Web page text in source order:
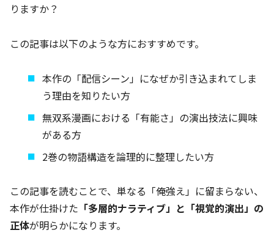
りますか？
この記事は以下のような方におすすめです。
本作の「配信シーン」になぜか引き込まれてしま
う理由を知りたい方
無双系漫画における「有能さ」の演出技法に興味
がある方
2巻の物語構造を論理的に整理したい方
この記事を読むことで、単なる「俺強え」に留まらない、
本作が仕掛けた 「多層的ナラティブ」と「視覚的演出」の
正体が明らかになります。